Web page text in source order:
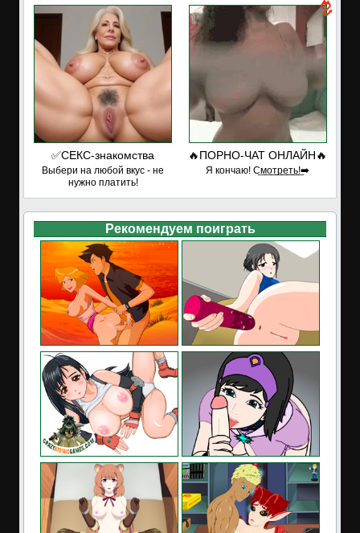
✅СЕКС-знакомства
Выбери на любой вкус - не
нужно платить!
🔥ПОРНО-ЧАТ ОНЛАЙН🔥
Я кончаю! С͟м͟о͟т͟р͟е͟т͟ь͟!➡️
Рекомендуем поиграть